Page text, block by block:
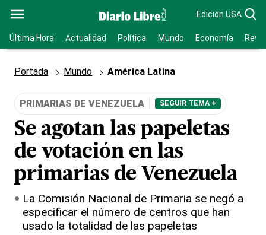
Edición USA
Última Hora Actualidad Política Mundo Economía
Portada Mundo América Latina
PRIMARIAS DE VENEZUELA SEGUIR TEMA +
Se agotan las papeletas
de votación en las
primarias de Venezuela
La Comisión Nacional de Primaria se negó a
especificar el número de centros que han
usado la totalidad de las papeletas